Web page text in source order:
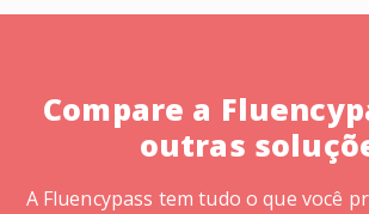
Compare a
outras
A Fluencypass tem tudo o que você